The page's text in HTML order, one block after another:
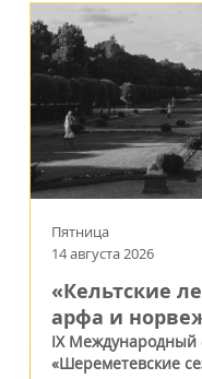
Пятница
14 августа 2026
«Кельтские
арфа и
IX Международный
«Шереметевские